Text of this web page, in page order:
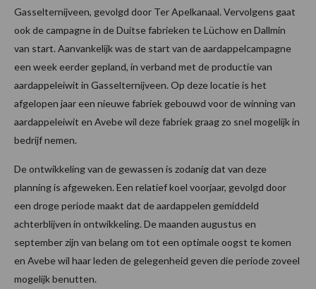
Gasselternijveen, gevolgd door Ter Apelkanaal. Vervolgens gaat
ook de campagne in de Duitse fabrieken te Lüchow en Dallmin
van start. Aanvankelijk was de start van de aardappelcampagne
een week eerder gepland, in verband met de productie van
aardappeleiwit in Gasselternijveen. Op deze locatie is het
afgelopen jaar een nieuwe fabriek gebouwd voor de winning van
aardappeleiwit en Avebe wil deze fabriek graag zo snel mogelijk in
bedrijf nemen.
De ontwikkeling van de gewassen is zodanig dat van deze
planning is afgeweken. Een relatief koel voorjaar, gevolgd door
een droge periode maakt dat de aardappelen gemiddeld
achterblijven in ontwikkeling. De maanden augustus en
september zijn van belang om tot een optimale oogst te komen
en Avebe wil haar leden de gelegenheid geven die periode zoveel
mogelijk benutten.